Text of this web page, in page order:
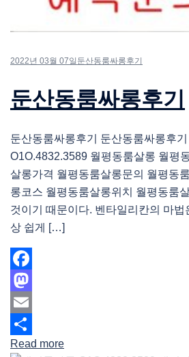
2022년 03월 07일 둔산동룸싸롱후기
둔산동룸싸롱후기
둔산동룸싸롱후기 둔산동룸싸롱후
O1O.4832.3589 월평동룸살롱 월평
살롱가격 월평동룸살롱문의 월평동
롱코스 월평동룸살롱위치 월평동룸
것이기 때문이다. 벤타일리칸의 마법
상 쉽게 […]
Facebook
Mastodon
Email
Share
Read more